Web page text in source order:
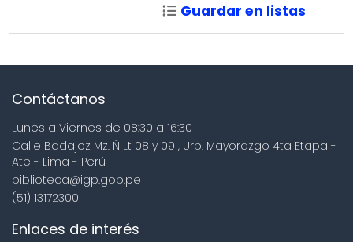
Guardar en listas
Contáctanos
Lunes a Viernes de 08:30 a 16:30
Calle Badajoz Mz. Ñ Lt 08 y 09 , Urb. Mayorazgo 4ta Etapa -
Ate - Lima - Perú
biblioteca@igp.gob.pe
(51) 13172300
Enlaces de interés